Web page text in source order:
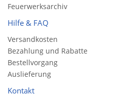
Feuerwerksarchiv
Hilfe & FAQ
Versandkosten
Bezahlung und Rabatte
Bestellvorgang
Auslieferung
Kontakt